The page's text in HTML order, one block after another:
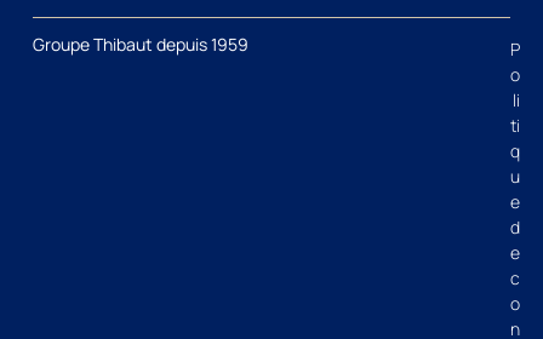
Groupe Thibaut depuis 1959
P
o
li
ti
q
u
e
d
e
c
o
n